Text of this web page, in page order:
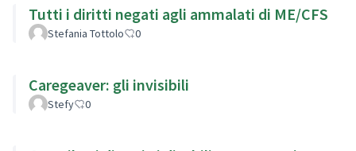
Tutti i diritti negati agli ammalati di ME/CFS
Stefania Tottolo 0
Caregeaver: gli invisibili
Stefy 0